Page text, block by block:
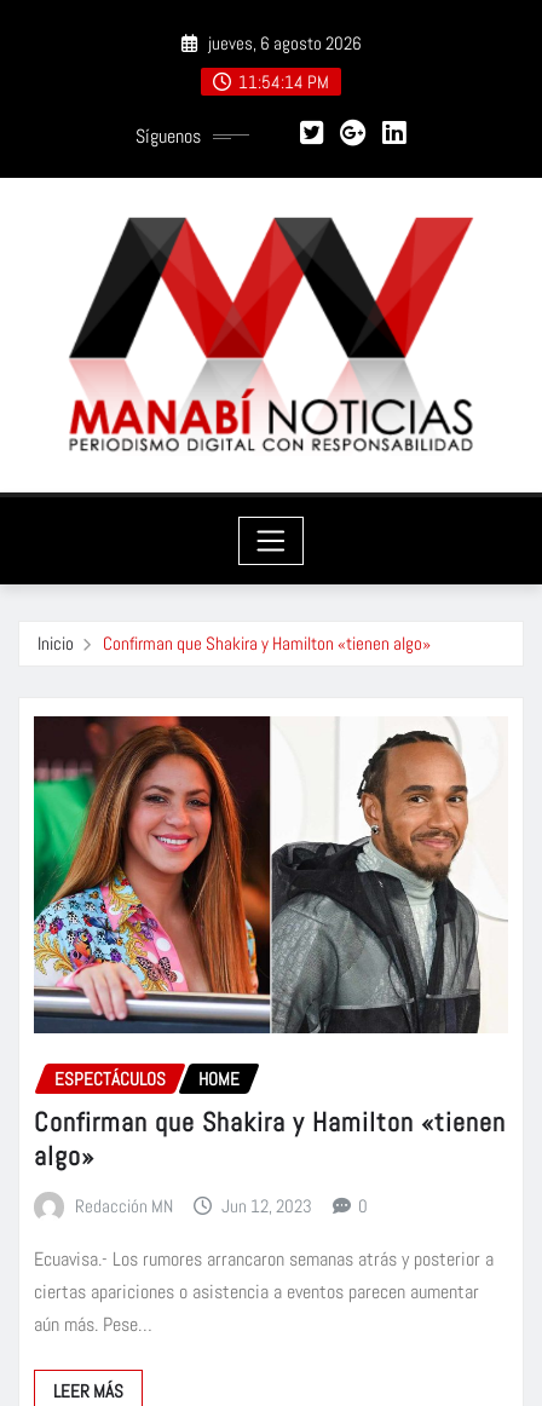
jueves, 6 agosto 2026
11:54:14 PM
Síguenos
Inicio Confirman que Shakira y Hamilton «tienen algo»
ESPECTÁCULOS HOME
Confirman que Shakira y Hamilton «tienen
algo»
Redacción MN Jun 12, 2023 0
Ecuavisa.- Los rumores arrancaron semanas atrás y posterior a
ciertas apariciones o asistencia a eventos parecen aumentar
aún más. Pese…
LEER MÁS